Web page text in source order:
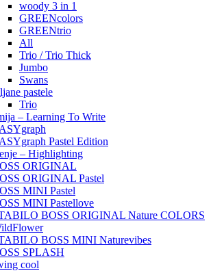
woody 3 in 1
GREENcolors
GREENtrio
All
Trio / Trio Thick
Jumbo
Swans
pastele
Trio
– Learning To Write
Pastel Edition
– Highlighting
ORIGINAL
ORIGINAL Pastel
MINI Pastel
MINI Pastellove
BOSS ORIGINAL Nature COLORS
BOSS MINI Naturevibes
SPLASH
cool